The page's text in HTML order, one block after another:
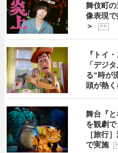
舞伎町
像表現
＞
P R
『トイ
「デジ
る“時が
頭が熱く
舞台『
を観劇
［旅行
で実施